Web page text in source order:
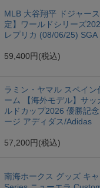
MLB 大谷翔平 ドジャー
定】ワールドシリーズ
レプリカ (08/06/25) SGA
59,400円 (税込)
ラミン・ヤマル スペイン
ーム 【海外モデル】サッ
ルドカップ2026 優勝記
ージ アディダス/Adidas
57,200円 (税込)
南海ホークス グッズ キ